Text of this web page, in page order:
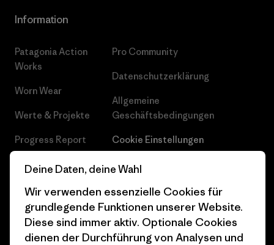
Information
Patagonia Action
Works
Worn Wear
Werte & Projekte
Progress Report
Business Unusual
Klimaziele
1% For The Planet
Wie wir finanzieren
Pro Community
Datenschutzerklärung
Allgemeine
Geschäftsbedingungen
Cookie Einstellungen
Karriere
Pressekontakt
Industry program
Affiliate-Programm
Deine Daten, deine Wahl
Wir verwenden essenzielle Cookies für
grundlegende Funktionen unserer Website.
Diese sind immer aktiv. Optionale Cookies
dienen der Durchführung von Analysen und